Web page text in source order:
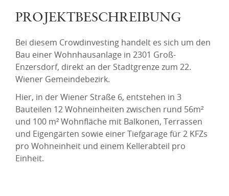
PROJEKTBESCHREIBUNG
Bei diesem Crowdinvesting handelt es sich um den
Bau einer Wohnhausanlage in 2301 Groß-
Enzersdorf, direkt an der Stadtgrenze zum 22.
Wiener Gemeindebezirk.
Hier, in der Wiener Straße 6, entstehen in 3
Bauteilen 12 Wohneinheiten zwischen rund 56m²
und 100 m² Wohnfläche mit Balkonen, Terrassen
und Eigengärten sowie einer Tiefgarage für 2 KFZs
pro Wohneinheit und einem Kellerabteil pro
Einheit.